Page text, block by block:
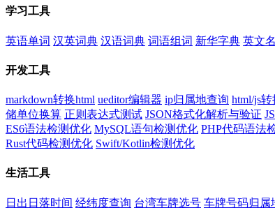
学习工具
英语单词 汉英词典 汉语词典 词语组词 新华字典 英文
开发工具
markdown转换html ueditor编辑器 ip归属地查询 html/js
储单位换算 正则表达式测试 JSON格式化解析与验证
ES6语法检测优化 MySQL语句检测优化 PHP代码语法
Rust代码检测优化 Swift/Kotlin检测优化
生活工具
日出日落时间 经纬度查询 台湾车牌选号 车牌号码归属